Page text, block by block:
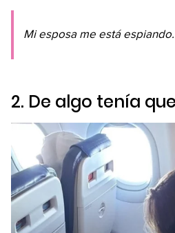
Mi esposa me está espiando.
2. De algo tenía